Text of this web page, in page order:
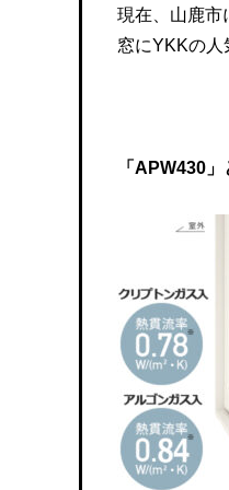
現在、山鹿市
窓にYKKの人
「APW430」